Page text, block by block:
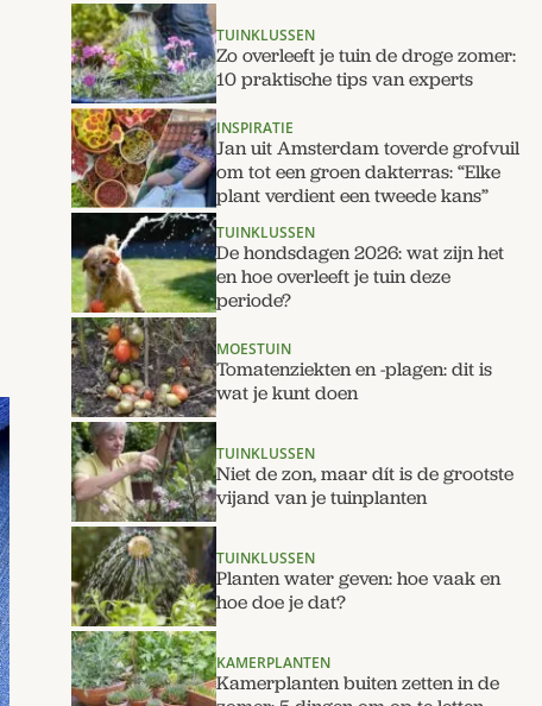
TUINKLUSSEN
Zo overleeft je tuin de droge zomer:
10 praktische tips van experts
INSPIRATIE
Jan uit Amsterdam toverde grofvuil
om tot een groen dakterras: “Elke
plant verdient een tweede kans”
TUINKLUSSEN
De hondsdagen 2026: wat zijn het
en hoe overleeft je tuin deze
periode?
MOESTUIN
Tomatenziekten en -plagen: dit is
wat je kunt doen
TUINKLUSSEN
Niet de zon, maar dít is de grootste
vijand van je tuinplanten
TUINKLUSSEN
Planten water geven: hoe vaak en
hoe doe je dat?
KAMERPLANTEN
Kamerplanten buiten zetten in de